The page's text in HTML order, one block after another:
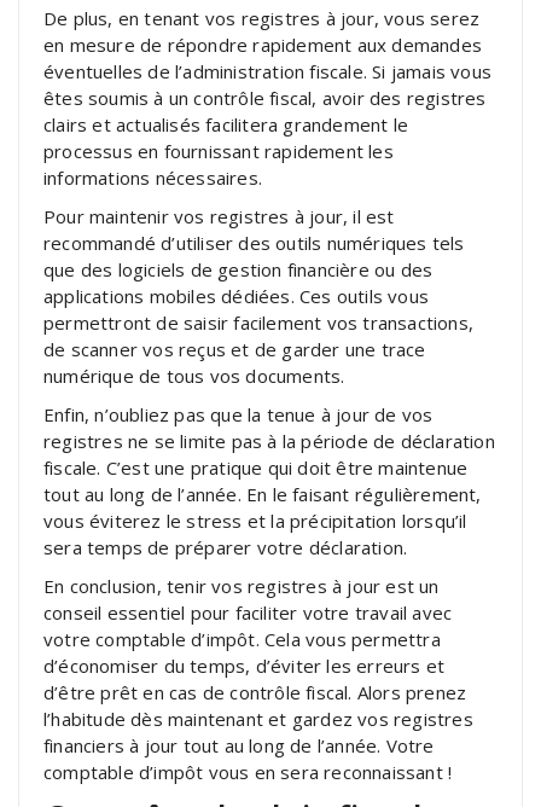
De plus, en tenant vos registres à jour, vous serez
en mesure de répondre rapidement aux demandes
éventuelles de l’administration fiscale. Si jamais vous
êtes soumis à un contrôle fiscal, avoir des registres
clairs et actualisés facilitera grandement le
processus en fournissant rapidement les
informations nécessaires.
Pour maintenir vos registres à jour, il est
recommandé d’utiliser des outils numériques tels
que des logiciels de gestion financière ou des
applications mobiles dédiées. Ces outils vous
permettront de saisir facilement vos transactions,
de scanner vos reçus et de garder une trace
numérique de tous vos documents.
Enfin, n’oubliez pas que la tenue à jour de vos
registres ne se limite pas à la période de déclaration
fiscale. C’est une pratique qui doit être maintenue
tout au long de l’année. En le faisant régulièrement,
vous éviterez le stress et la précipitation lorsqu’il
sera temps de préparer votre déclaration.
En conclusion, tenir vos registres à jour est un
conseil essentiel pour faciliter votre travail avec
votre comptable d’impôt. Cela vous permettra
d’économiser du temps, d’éviter les erreurs et
d’être prêt en cas de contrôle fiscal. Alors prenez
l’habitude dès maintenant et gardez vos registres
financiers à jour tout au long de l’année. Votre
comptable d’impôt vous en sera reconnaissant !